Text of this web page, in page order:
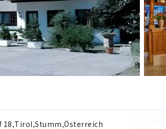
18,Tirol,Stumm,Österreich